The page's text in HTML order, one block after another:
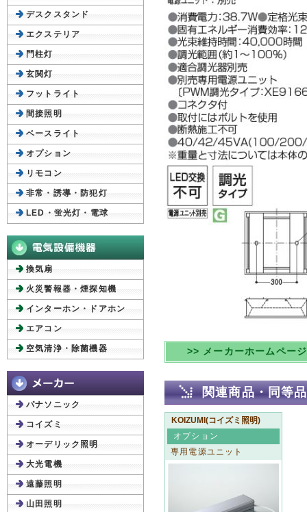
>> メーカーホームペー
関連商品・同等品
KOIZUMI(コイズミ照明)
オプション
専用電源ユニット
デスクスタンド
エクステリア
門柱灯
玄関灯
フットライト
間接照明
ベースライト
オプション
リモコン
非常・誘導・防犯灯
LED・蛍光灯・電球
換気扇
火災警報器・煙探知機
インターホン・ドアホン
エアコン
空気清浄・除菌機器
パナソニック
コイズミ
オーデリック照明
大光電機
遠藤照明
山田照明